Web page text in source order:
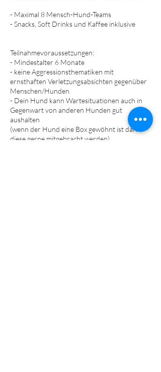
- Maximal 8 Mensch-Hund-Teams
- Snacks, Soft Drinks und Kaffee inklusive
Teilnahmevoraussetzungen:
- Mindestalter 6 Monate
- keine Aggressionsthematiken mit
ernsthaften Verletzungsabsichten gegenüber
Menschen/Hunden
- Dein Hund kann Wartesituationen auch in
Gegenwart von anderen Hunden gut
aushalten
(wenn der Hund eine Box gewöhnt ist darf
diese gerne mitgebracht werden)